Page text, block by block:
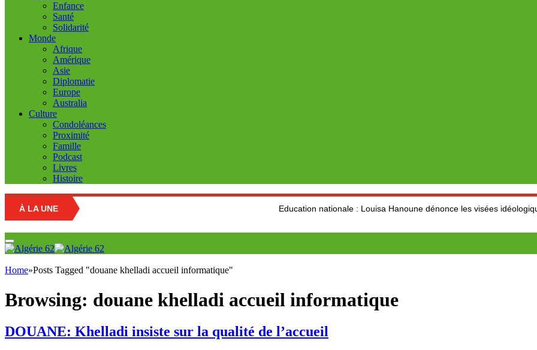
Enfance
Santé
Solidarité
Monde
Afrique
Amérique
Asie
Diplomatie
Europe
Australia
Culture
Condoléances
Proximité
Famille
Podcast
Livres
Histoire
À LA UNE Education nationale : Louisa Hanoune dénonce les visées idéologiques au
Home»Posts Tagged "douane khelladi accueil informatique"
Browsing: douane khelladi accueil informatique
DOUANE: Khelladi insiste sur la qualité de l’accueil